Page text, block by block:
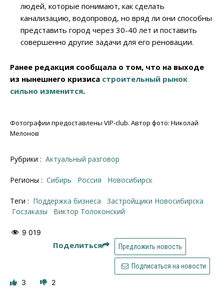
людей, которые понимают, как сделать
канализацию, водопровод, но вряд ли они способны
представить город через 30-40 лет и поставить
совершенно другие задачи для его реновации.
Ранее редакция сообщала о том, что на выходе
из нынешнего кризиса строительный рынок
сильно изменится.
Фотографии предоставлены VIP-club. Автор фото: Николай
Мелонов
Рубрики : Актуальный разговор
Регионы : Сибирь Россия Новосибирск
Теги : поддержка бизнеса
застройщики Новосибирска
госзаказы
Виктор Толоконский
9 019
Поделиться Предложить новость
Подписаться на новости
3 2